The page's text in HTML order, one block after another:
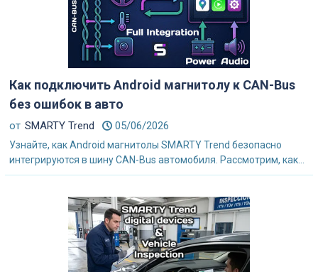
Как подключить Android магнитолу к CAN-Bus
без ошибок в авто
от SMARTY Trend 05/06/2026
Узнайте, как Android магнитолы SMARTY Trend безопасно
интегрируются в шину CAN-Bus автомобиля. Рассмотрим, как...